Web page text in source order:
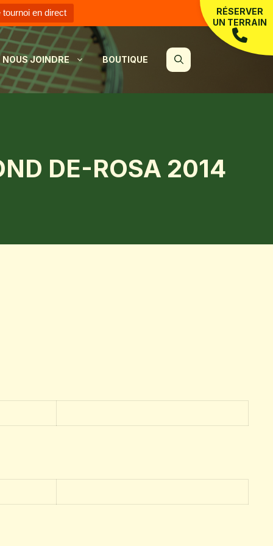
tournoi en direct
RÉSERVER
UN TERRAIN
NOUS JOINDRE BOUTIQUE
DE-ROSA 2014